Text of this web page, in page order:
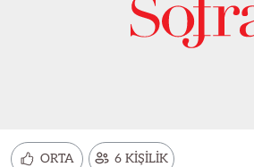
ORTA 6 KİŞİLİK